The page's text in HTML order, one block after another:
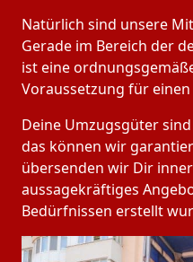
Natürlich sind unsere
Gerade im Bereich der
ist eine
Voraussetzung für
Deine Umzugsgüter
das können wir
übersenden wir Dir
aussagekräftiges
Bedürfnissen erstellt